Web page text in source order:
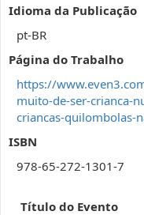
Idioma da Publicação
pt-BR
Página do Trabalho
https://
muito-de-ser-crianca-
criancas-quilombolas-
ISBN
978-65-272-1301-7
Título do Evento